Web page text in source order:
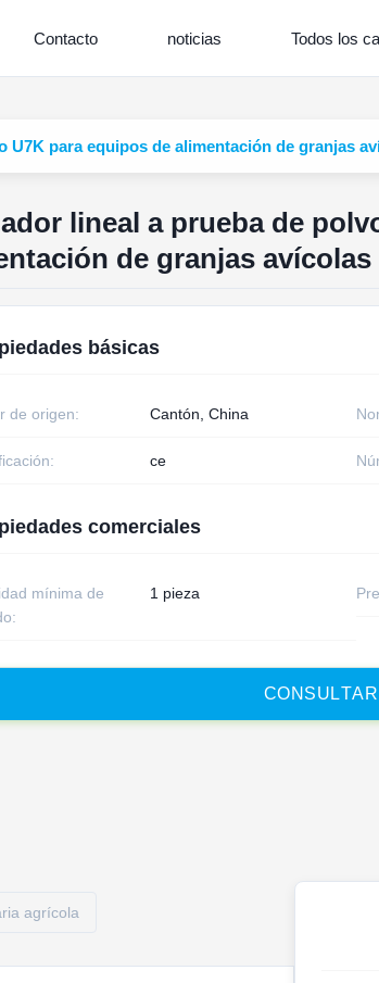
Contacto noticias Todos los
U7K para equipos de alimentación de granjas
lineal a prueba de
de granjas avícolas
básicas
de origen: Cantón, China
ce
comerciales
mínima de
1 pieza
CON SU LTAR
agrícola